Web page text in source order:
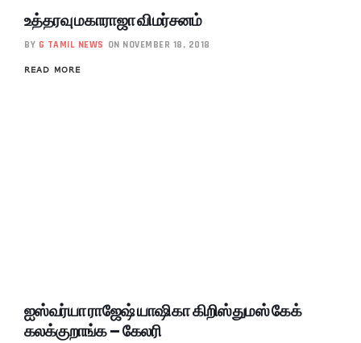
உத்தரவு மகாராஜா விமர்சனம்
BY G TAMIL NEWS ON NOVEMBER 18, 2018
READ MORE
ஐஸ்வர்யா ராஜேஷ் யாஷிகா கிறிஸ்துமஸ் கேக்
கலக்குறாங்க – கேலரி